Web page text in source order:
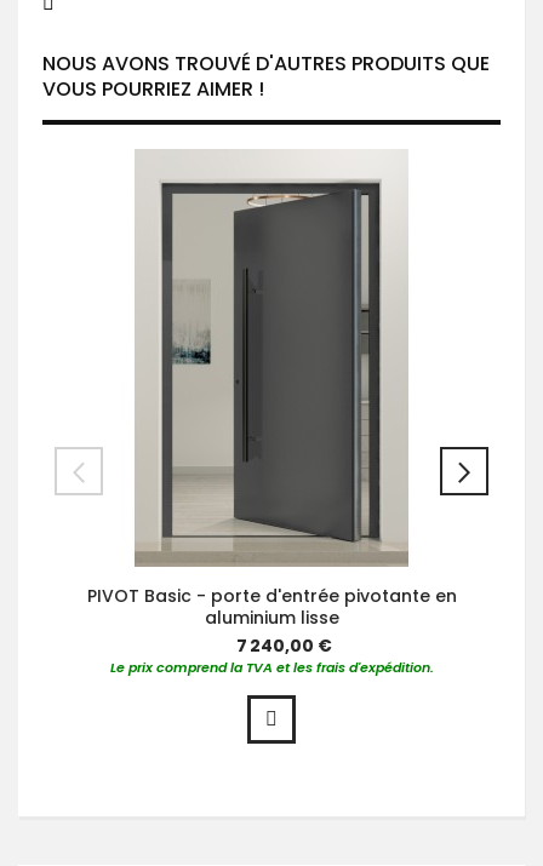
NOUS AVONS TROUVÉ D'AUTRES PRODUITS QUE
VOUS POURRIEZ AIMER !
PIVOT Basic - porte d'entrée pivotante en
aluminium lisse
7 240,00 €
Le prix comprend la TVA et les frais d'expédition.